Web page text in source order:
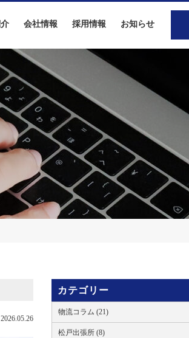
会社情報 採用情報 お知らせ
2026.05.26
カテゴリー
物流コラム (21)
松戸出張所 (8)